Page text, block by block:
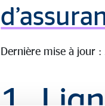
Dernière mise à jour
1.